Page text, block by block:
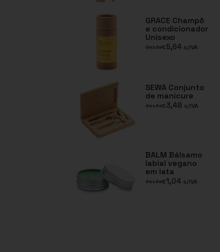
GRACE Champô
e condicionador
Unisexo
desde€5,64 s/IVA
SEWA Conjunto
de manicure
desde€3,48 s/IVA
BALM Bálsamo
labial vegano
em lata
desde€1,04 s/IVA